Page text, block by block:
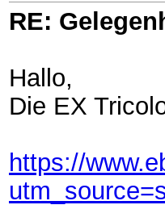
RE:
Hallo,
Die EX
https://